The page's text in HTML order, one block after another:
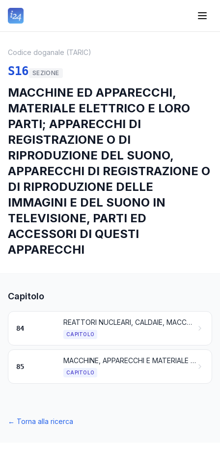
Codice doganale (TARIC)
S16 SEZIONE
MACCHINE ED APPARECCHI,
MATERIALE ELETTRICO E LORO
PARTI; APPARECCHI DI
REGISTRAZIONE O DI
RIPRODUZIONE DEL SUONO,
APPARECCHI DI REGISTRAZIONE O
DI RIPRODUZIONE DELLE
IMMAGINI E DEL SUONO IN
TELEVISIONE, PARTI ED
ACCESSORI DI QUESTI
APPARECCHI
Capitolo
84
REATTORI NUCLEARI, CALDAIE, MACCHINE, APPARECCHI E CONGEGNI MECCANICI; PARTI DI QUESTE MACCHINE O APPARECCHI
CAPITOLO
85
MACCHINE, APPARECCHI E MATERIALE ELETTRICO E LORO PARTI; APPARECCHI PER LA REGISTRAZIONE O LA RIPRODUZIONE DEL SUONO, APPARECCHI PER LA REGISTRAZIONE O LA RIPRODUZIONE DELLE IMMAGINI E DEL SUONO PER LA TELEVISIONE, E PARTI ED ACCESSORI DI QUESTI APPARECCHI
CAPITOLO
← Torna alla ricerca